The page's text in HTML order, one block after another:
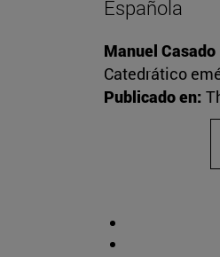
Española
Manuel Casado
Catedrático
Publicado en: